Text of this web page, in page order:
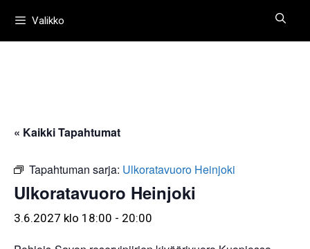
sisältöönValikko
« Kaikki Tapahtumat
Tapahtuman sarja: Ulkoratavuoro Heinjoki
Ulkoratavuoro Heinjoki
3.6.2027 klo 18:00 - 20:00